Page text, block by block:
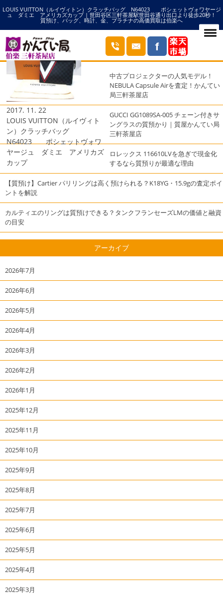
LOUIS VUITTON（ルイヴィトン）クラッチバッグ N64023 ポシェットヴォワヤージ
ュ ダミエ アメリカズカップ | 世田谷区三軒茶屋駅世田谷通り出口より徒歩20秒！
質預け、バッグ、時計、金、プラチナの高価買取は伯楽へ
HOME ヴォワヤージュの記事一覧
ブログ
2017. 11. 22
LOUIS VUITTON（ルイヴィト
ン）クラッチバッグ
N64023 ポシェットヴォワ
ヤージュ ダミエ アメリカズ
カップ
最近の投稿
中古プロジェクターの人気モデル！
NEBULA Capsule Airを査定！かんてい
局三軒茶屋店
GUCCI GG1089SA-005 チェーン付きサ
ングラスの質預かり｜質屋かんてい局
三軒茶屋店
ロレックス 116610LVを急ぎで現金化
するなら質預りが最適な理由
【質預け】Cartier パリリングは高く預けられる？K18YG・15.9gの査定ポイ
ントを解説
カルティエのリングは質預けできる？タンクフランセーズLMの価値と融資
の目安
アーカイブ
2026年7月
2026年6月
2026年5月
2026年4月
2026年3月
2026年2月
2026年1月
2025年12月
2025年11月
2025年10月
2025年9月
2025年8月
2025年7月
2025年6月
2025年5月
2025年4月
2025年3月